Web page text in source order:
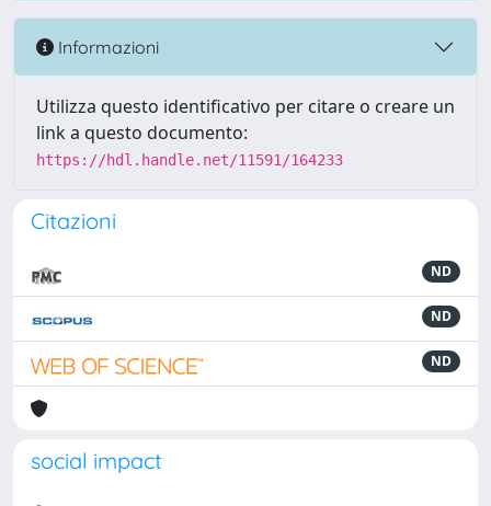
Informazioni
Utilizza questo identificativo per citare o creare un
link a questo documento:
https://hdl.handle.net/11591/164233
Citazioni
ND
ND
ND
social impact